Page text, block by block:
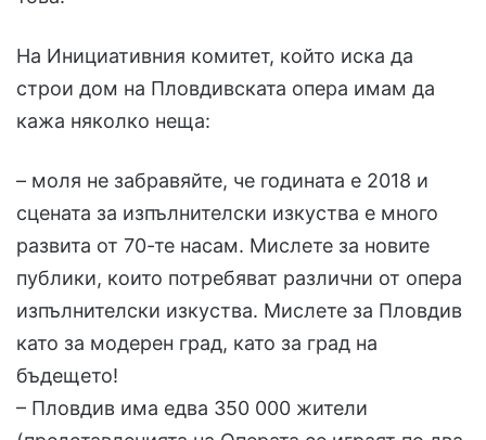
На Инициативния комитет, който иска да
строи дом на Пловдивската опера имам да
кажа няколко неща:
– моля не забравяйте, че годината е 2018 и
сцената за изпълнителски изкуства е много
развита от 70-те насам. Мислете за новите
публики, които потребяват различни от опера
изпълнителски изкуства. Мислете за Пловдив
като за модерен град, като за град на
бъдещето!
– Пловдив има едва 350 000 жители